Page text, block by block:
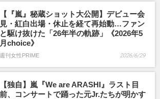
【『嵐』秘蔵ショット大公開】デビュー会
見・紅白出場・休止を経て再始動…ファン
と駆け抜けた「26年半の軌跡」《2026年5
月choice》
週刊女性PRIME 2026/6/29
【独自】嵐『We are ARASHI』ラスト目
前、コンサートで踊った元Jr.たちが明かす